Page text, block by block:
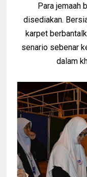
Para jemaah
disediakan.
karpet
senario sebenar
dalam